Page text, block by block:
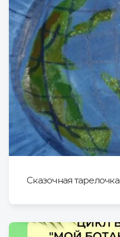
Сказочная тарелочка